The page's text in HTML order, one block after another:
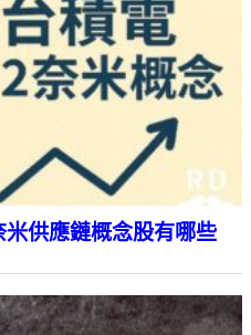
供應鏈概念股有哪些